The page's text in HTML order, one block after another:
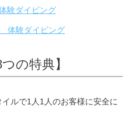
験ダイビング
体験ダイビング
の特典】
ルで1人1人のお客様に安全に